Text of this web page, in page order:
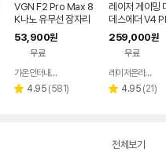
VGN F2 Pro Max 8
K나노 유무선 잠자리
게이밍 마우스 화이트
53,900원
무료
페이
가온인터내셔날
별 4.95 리
(581)
레이저 게이밍
데스에더 V4
경량 FPS 프로
우스
259,000원
무료
레이저온라인스토어
별 4.95 리
(21)
전체보기